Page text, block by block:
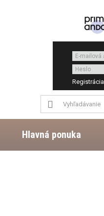
Registrácia
Hlavná ponuka